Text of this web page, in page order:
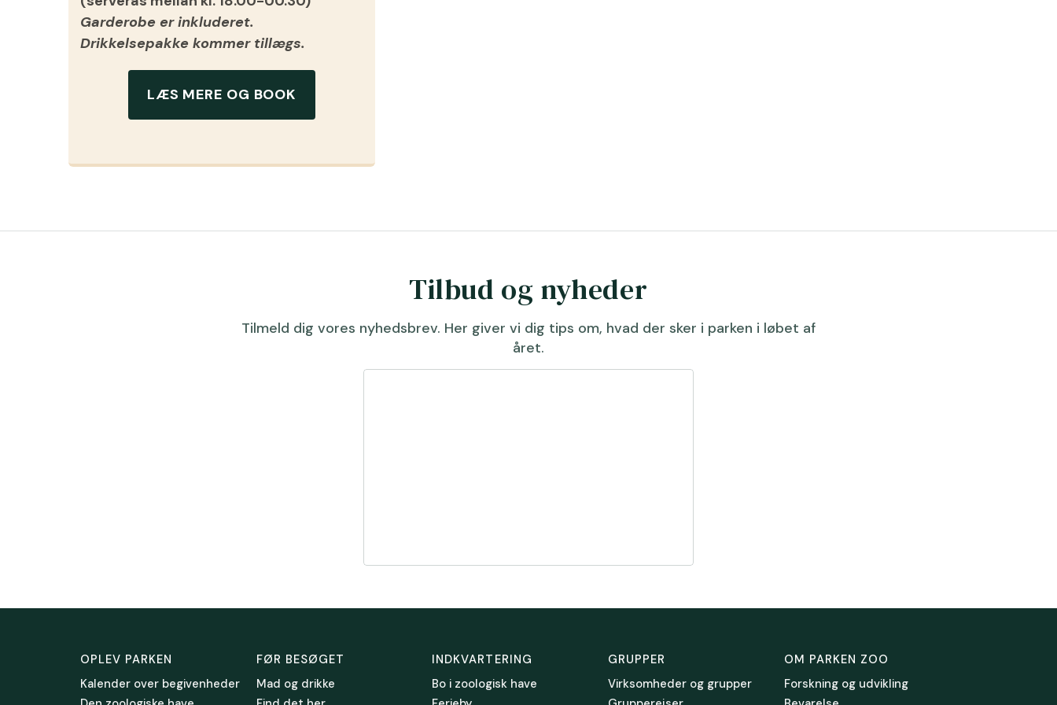
Garderobe er inkluderet.
Drikkelsepakke kommer tillægs.
LÆS MERE OG BOOK
Tilbud og nyheder
Tilmeld dig vores nyhedsbrev. Her giver vi dig tips om, hvad der sker i parken i løbet af
året.
OPLEV PARKEN
Kalender over begivenheder
FØR BESØGET
Mad og drikke
INDKVARTERING
Bo i zoologisk have
GRUPPER
Virksomheder og grupper
OM PARKEN ZOO
Forskning og udvikling